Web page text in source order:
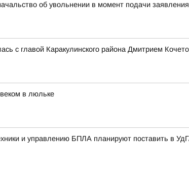
об увольнении в момент подачи заявления
с главой Каракулинского района Дмитрием
в люльке
и управлению БПЛА планируют поставить в